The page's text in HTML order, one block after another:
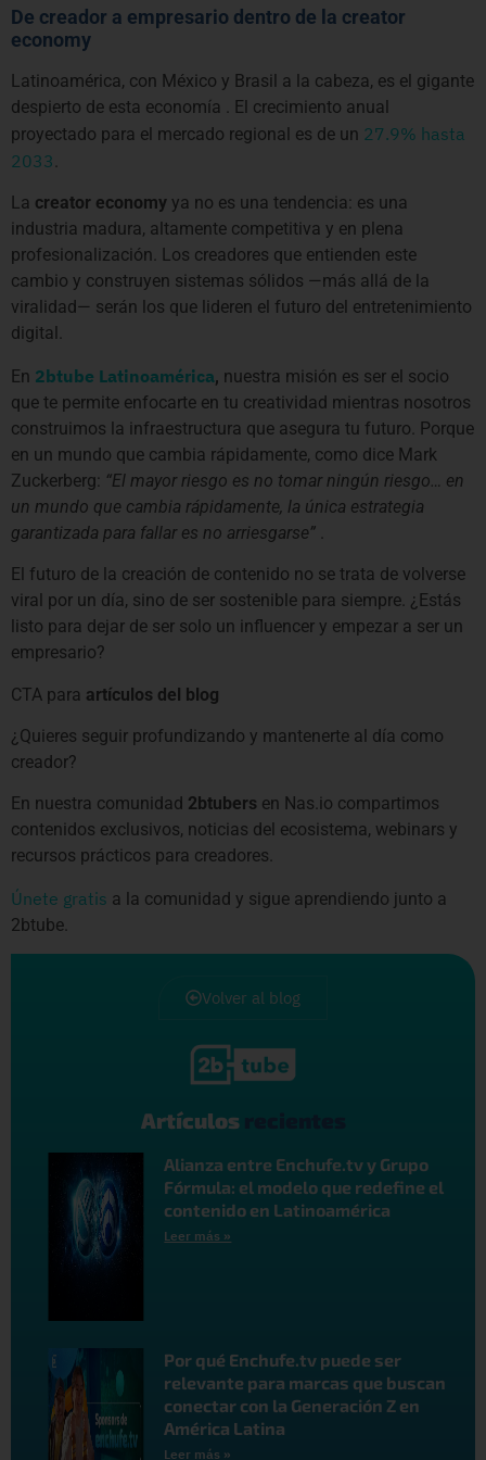
Volver al blog
Artículos
Alianza entre Enchufe.tv y Grupo
Fórmula: el modelo que redefine el
contenido en Latinoamérica
Leer más »
Por qué Enchufe.tv puede ser
relevante para marcas que buscan
conectar con la Generación Z en
América Latina
Leer más »
De creador a empresario dentro de la creator
economy
Latinoamérica, con México y Brasil a la cabeza, es el gigante
despierto de esta economía . El crecimiento anual
proyectado para el mercado regional es de un 27.9% hasta
2033.
La creator economy ya no es una tendencia: es una
industria madura, altamente competitiva y en plena
profesionalización. Los creadores que entienden este
cambio y construyen sistemas sólidos —más allá de la
viralidad— serán los que lideren el futuro del entretenimiento
digital.
En 2btube Latinoamérica, nuestra misión es ser el socio
que te permite enfocarte en tu creatividad mientras nosotros
construimos la infraestructura que asegura tu futuro. Porque
en un mundo que cambia rápidamente, como dice Mark
Zuckerberg: “El mayor riesgo es no tomar ningún riesgo… en
un mundo que cambia rápidamente, la única estrategia
garantizada para fallar es no arriesgarse” .
El futuro de la creación de contenido no se trata de volverse
viral por un día, sino de ser sostenible para siempre. ¿Estás
listo para dejar de ser solo un influencer y empezar a ser un
empresario?
CTA para artículos del blog
¿Quieres seguir profundizando y mantenerte al día como
creador?
En nuestra comunidad 2btubers en Nas.io compartimos
contenidos exclusivos, noticias del ecosistema, webinars y
recursos prácticos para creadores.
Únete gratis a la comunidad y sigue aprendiendo junto a
2btube.